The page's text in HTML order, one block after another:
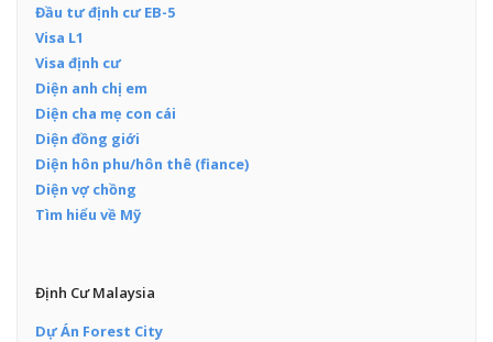
Đầu tư định cư EB-5
Visa L1
Visa định cư
Diện anh chị em
Diện cha mẹ con cái
Diện đồng giới
Diện hôn phu/hôn thê (fiance)
Diện vợ chồng
Tìm hiểu về Mỹ
Định Cư Malaysia
Dự Án Forest City